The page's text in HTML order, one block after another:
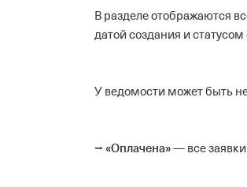
В разделе отображаются
датой создания и
У ведомости может быть
⭢ «Оплачена»— все